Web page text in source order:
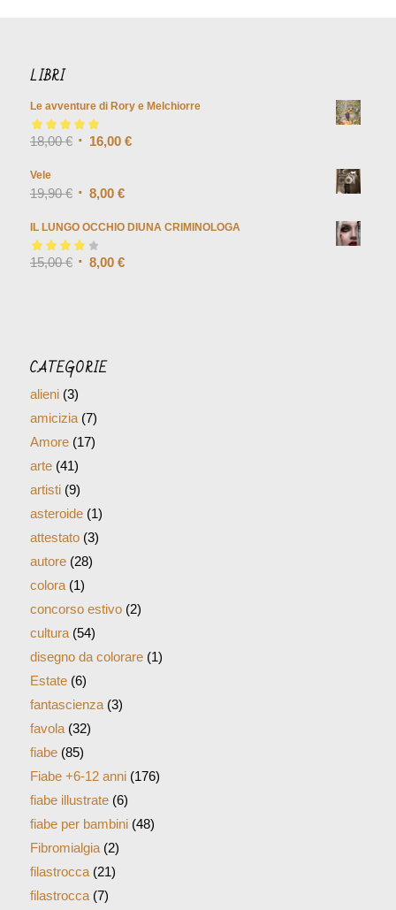
LIBRI
Le avventure di Rory e Melchiorre
Valutato5.00
su
18,00€ 16,00 €
Vele
19,90€ 8,00 €
IL LUNGO OCCHIO DIUNA CRIMINOLOGA
Valutato4.00
15,00€ 8,00 €
CATEGORIE
alieni(3)
amicizia(7)
Amore(17)
arte(41)
artisti(9)
asteroide(1)
attestato(3)
autore(28)
colora(1)
concorso estivo(2)
cultura(54)
disegno da colorare(1)
Estate(6)
fantascienza(3)
favola(32)
fiabe(85)
Fiabe +6-12 anni(176)
fiabe illustrate(6)
fiabe per bambini(48)
Fibromialgia(2)
filastrocca(21)
filastrocca(7)